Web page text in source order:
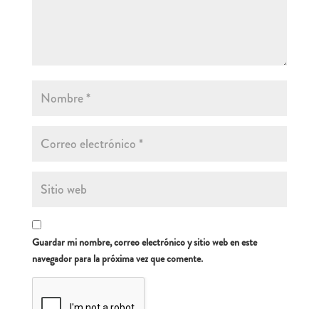
Guardar mi nombre, correo electrónico y sitio web en este
navegador para la próxima vez que comente.